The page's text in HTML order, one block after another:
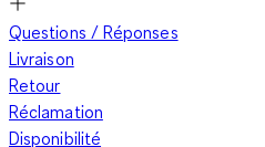
Questions / Réponses
Livraison
Retour
Réclamation
Disponibilité